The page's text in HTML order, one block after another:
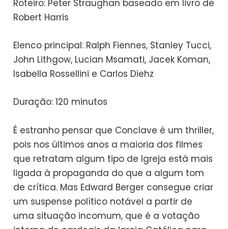
Roteiro: Peter Straughan baseado em livro de
Robert Harris
Elenco principal: Ralph Fiennes, Stanley Tucci,
John Lithgow, Lucian Msamati, Jacek Koman,
Isabella Rossellini e Carlos Diehz
Duração: 120 minutos
É estranho pensar que Conclave é um thriller,
pois nos últimos anos a maioria dos filmes
que retratam algum tipo de Igreja está mais
ligada à propaganda do que a algum tom
de crítica. Mas Edward Berger consegue criar
um suspense político notável a partir de
uma situação incomum, que é a votação